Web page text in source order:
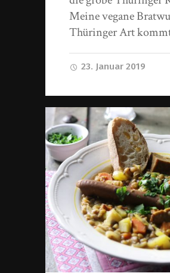
Meine vegane
Thüringer Art
23. Januar 2019